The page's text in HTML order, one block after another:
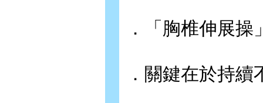
．「胸椎伸展
．關鍵在於持